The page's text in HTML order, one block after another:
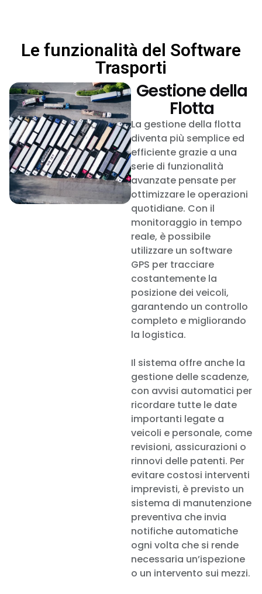
Le funzionalità del Software
Trasporti
Gestione della
Flotta
La gestione della flotta
diventa più semplice ed
efficiente grazie a una
serie di funzionalità
avanzate pensate per
ottimizzare le operazioni
quotidiane. Con il
monitoraggio in tempo
reale, è possibile
utilizzare un software
GPS per tracciare
costantemente la
posizione dei veicoli,
garantendo un controllo
completo e migliorando
la logistica.
Il sistema offre anche la
gestione delle scadenze,
con avvisi automatici per
ricordare tutte le date
importanti legate a
veicoli e personale, come
revisioni, assicurazioni o
rinnovi delle patenti. Per
evitare costosi interventi
imprevisti, è previsto un
sistema di manutenzione
preventiva che invia
notifiche automatiche
ogni volta che si rende
necessaria un’ispezione
o un intervento sui mezzi.